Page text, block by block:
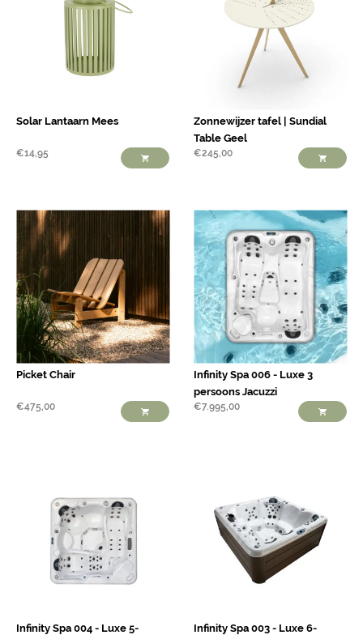
Solar Lantaarn Mees
€14,95
Zonnewijzer tafel | Sundial
Table Geel
€245,00
Picket Chair
€475,00
Infinity Spa 006 - Luxe 3
persoons Jacuzzi
€7.995,00
Infinity Spa 004 - Luxe 5-
Infinity Spa 003 - Luxe 6-